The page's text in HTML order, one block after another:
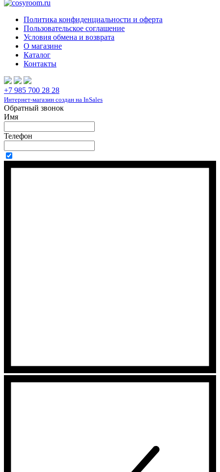
Политика конфиденциальности и оферта
Пользовательское соглашение
Условия обмена и возврата
О магазине
Каталог
Контакты
+7 985 700 28 28
Интернет-магазин создан на InSales
Обратный звонок
Имя
Телефон